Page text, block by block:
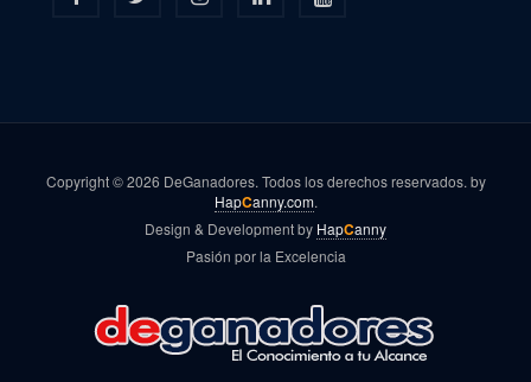
Copyright © 2026 DeGanadores. Todos los derechos reservados. by
HapCanny.com.
Design & Development by HapCanny
Pasión por la Excelencia